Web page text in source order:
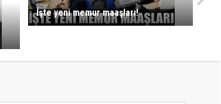
İşte yeni memur maaşları!